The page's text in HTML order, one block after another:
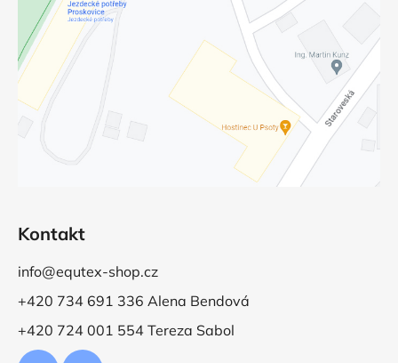
Kontakt
info@equtex-shop.cz
+420 734 691 336 Alena Bendová
+420 724 001 554 Tereza Sabol